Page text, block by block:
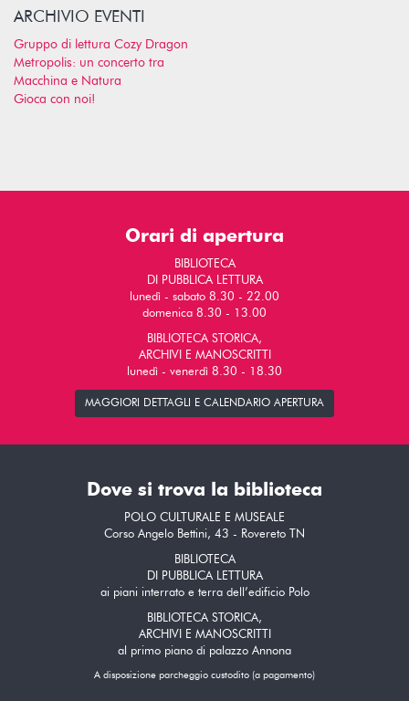
ARCHIVIO EVENTI
Gruppo di lettura Cozy Dragon
Metropolis: un concerto tra
Macchina e Natura
Gioca con noi!
Orari di apertura
BIBLIOTECA
DI PUBBLICA LETTURA
lunedì - sabato 8.30 - 22.00
domenica 8.30 - 13.00
BIBLIOTECA STORICA,
ARCHIVI E MANOSCRITTI
lunedì - venerdì 8.30 - 18.30
MAGGIORI DETTAGLI E CALENDARIO APERTURA
Dove si trova la biblioteca
POLO CULTURALE E MUSEALE
Corso Angelo Bettini, 43 - Rovereto TN
BIBLIOTECA
DI PUBBLICA LETTURA
ai piani interrato e terra dell’edificio Polo
BIBLIOTECA STORICA,
ARCHIVI E MANOSCRITTI
al primo piano di palazzo Annona
A disposizione parcheggio custodito (a pagamento)